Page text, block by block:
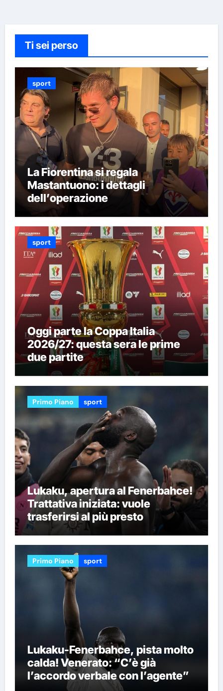
Ti sei perso
sport
La Fiorentina si regala
Mastantuono: i dettagli
dell’operazione
sport
Oggi parte la Coppa Italia
2026/27: questa sera le prime
due partite
Primo Piano sport
Lukaku, apertura al Fenerbahce!
Trattativa iniziata: vuole
trasferirsi al più presto
Primo Piano sport
Lukaku-Fenerbahce, pista molto
calda! Venerato: “C’è già
l’accordo verbale con l’agente”